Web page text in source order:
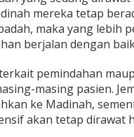
mereka tetap
maka yang lebih
berjalan dengan
pemindahan
masing pasien.
ke Madinah,
akan tetap dirawat